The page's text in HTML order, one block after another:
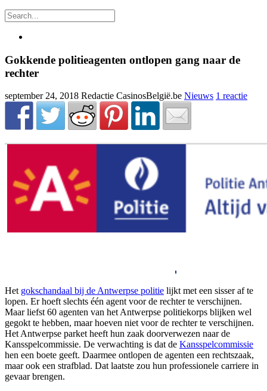
Gokkende politieagenten ontlopen gang naar de
rechter
september 24, 2018 Redactie CasinosBelgië.be Nieuws 1 reactie
Het gokschandaal bij de Antwerpse politie lijkt met een sisser af te
lopen. Er hoeft slechts één agent voor de rechter te verschijnen.
Maar liefst 60 agenten van het Antwerpse politiekorps blijken wel
gegokt te hebben, maar hoeven niet voor de rechter te verschijnen.
Het Antwerpse parket heeft hun zaak doorverwezen naar de
Kansspelcommissie. De verwachting is dat de Kansspelcommissie
hen een boete geeft. Daarmee ontlopen de agenten een rechtszaak,
maar ook een strafblad. Dat laatste zou hun professionele carriere in
gevaar brengen.